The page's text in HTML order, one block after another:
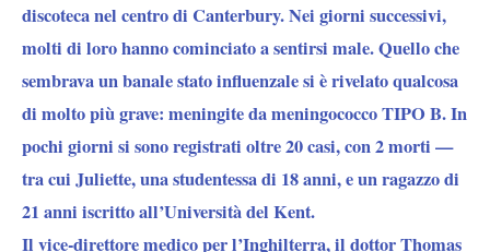
discoteca nel centro di Canterbury. Nei giorni successivi,
molti di loro hanno cominciato a sentirsi male. Quello che
sembrava un banale stato influenzale si è rivelato qualcosa
di molto più grave: meningite da meningococco TIPO B. In
pochi giorni si sono registrati oltre 20 casi, con 2 morti —
tra cui Juliette, una studentessa di 18 anni, e un ragazzo di
21 anni iscritto all’Università del Kent.
Il vice-direttore medico per l’Inghilterra, il dottor Thomas